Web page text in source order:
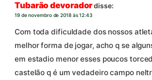
Tubarão devoradordisse:
19 de novembro de 2018 às 12:43
Com toda dificuldade dos nossos
melhor forma de jogar, acho q se
em estadio menor esses poucos
castelão q é um vedadeiro campo